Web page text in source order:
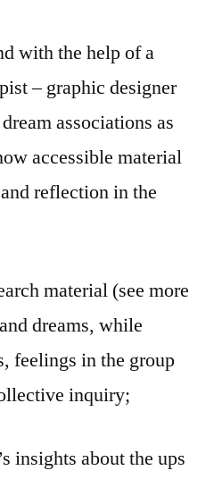
with the help of a
– graphic designer
associations as
accessible material
reflection in the
material (see more
dreams, while
feelings in the group
inquiry;
insights about the ups